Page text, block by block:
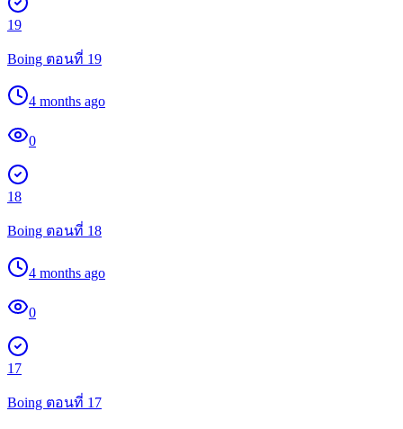
19
Boing ตอนที่ 19
4 months ago
0
18
Boing ตอนที่ 18
4 months ago
0
17
Boing ตอนที่ 17